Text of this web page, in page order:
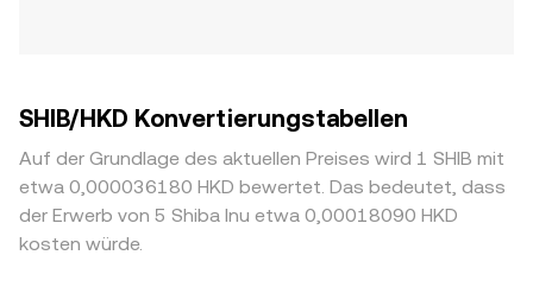
SHIB/HKD Konvertierungstabellen
Auf der Grundlage des aktuellen Preises wird 1 SHIB mit
etwa 0,000036180 HKD bewertet. Das bedeutet, dass
der Erwerb von 5 Shiba Inu etwa 0,00018090 HKD
kosten würde.